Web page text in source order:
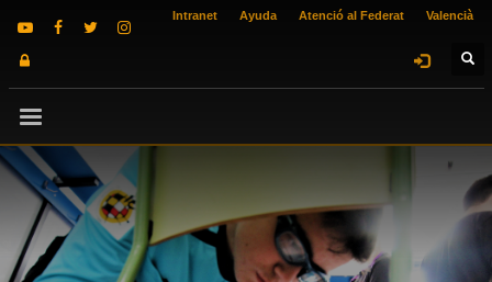
Intranet Ayuda Atenció al Federat Valencià